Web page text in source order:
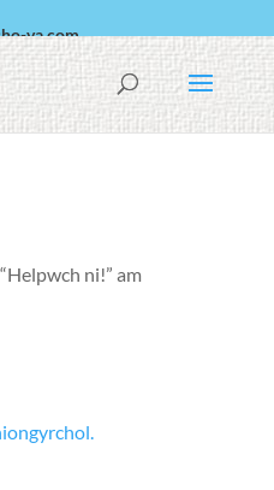
va.com
Español
ni!” am